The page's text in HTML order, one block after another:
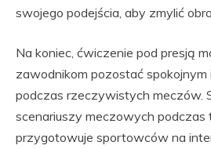
swojego podejścia, aby zmylić
Na koniec, ćwiczenie pod presją
zawodnikom pozostać
podczas rzeczywistych meczów.
scenariuszy meczowych podczas
przygotowuje sportowców na